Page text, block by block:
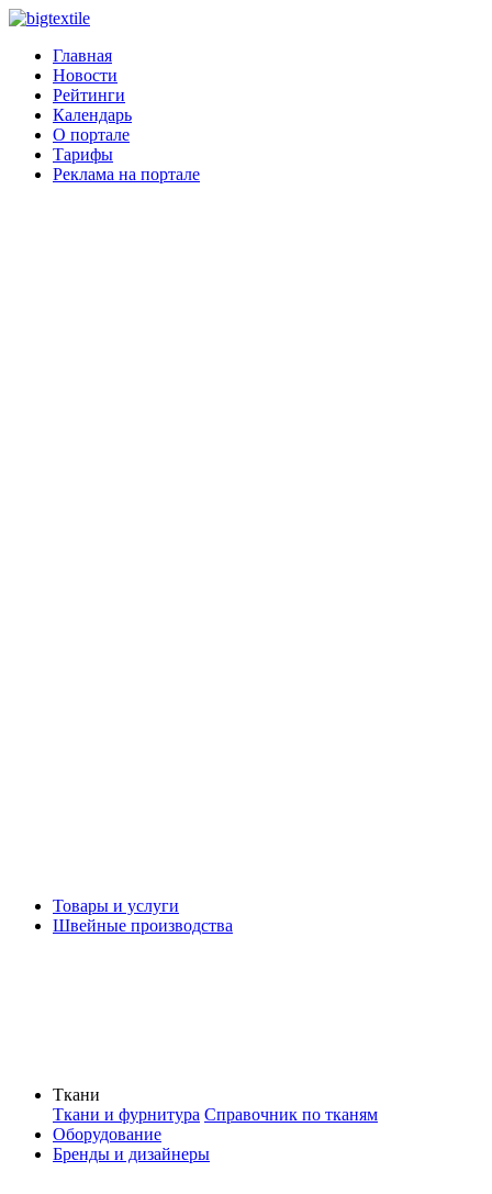
Главная
Новости
Рейтинги
Календарь
О портале
Тарифы
Реклама на портале
Товары и услуги
Швейные производства
Ткани
Ткани и фурнитура Справочник по тканям
Оборудование
Бренды и дизайнеры